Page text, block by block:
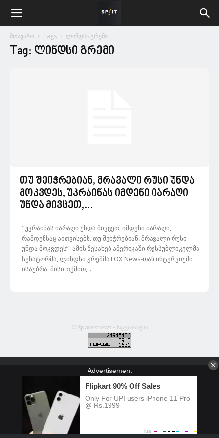
მთავარი Tags ლინდსი გრემი
Tag: ლინდსი გრემი
თუ შეიჭრებიან, მრავალი რუსი უნდა
მოკვდეს, უკრაინას იმდენი იარაღი
უნდა მივცეთ,...
"უკრაინას იარაღი უნდა მივცეთ, იმდენი იარაღი,
რამდენსაც აითვისებს, თუ შეიჭრებიან, მრავალი რუსი
უნდა მოკვდეს”- ამის შესახებ ამერიკაში რესპუბლიკელმა
სენატორმა, ლინდსი გრემმა FOX News-თან ინტერვიუში
ისაუბრა. მისი თქმით,...
© Spacesnews • სფეისნიუსი